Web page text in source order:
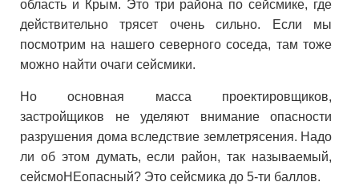
область и Крым. Это три района по сейсмике, где
действительно трясет очень сильно. Если мы
посмотрим на нашего северного соседа, там тоже
можно найти очаги сейсмики.
Но основная масса проектировщиков,
застройщиков не уделяют внимание опасности
разрушения дома вследствие землетрясения. Надо
ли об этом думать, если район, так называемый,
сейсмоНЕопасный? Это сейсмика до 5-ти баллов.